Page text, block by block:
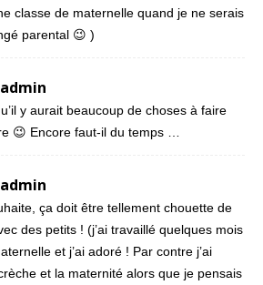
classe de maternelle quand je ne serais
parental 😉 )
y aurait beaucoup de choses à faire
😉 Encore faut-il du temps …
ça doit être tellement chouette de
des petits ! (j’ai travaillé quelques mois
et j’ai adoré ! Par contre j’ai
et la maternité alors que je pensais